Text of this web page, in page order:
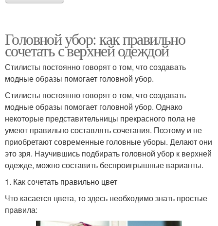
Головной убор: как правильно
сочетать с верхней одеждой
Стилисты постоянно говорят о том, что создавать
модные образы помогает головной убор.
Стилисты постоянно говорят о том, что создавать
модные образы помогает головной убор. Однако
некоторые представительницы прекрасного пола не
умеют правильно составлять сочетания. Поэтому и не
приобретают современные головные уборы. Делают они
это зря. Научившись подбирать головной убор к верхней
одежде, можно составить беспроигрышные варианты.
1. Как сочетать правильно цвет
Что касается цвета, то здесь необходимо знать простые
правила: